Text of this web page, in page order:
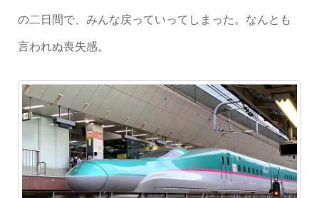
の二日間で、みんな戻っていってしまった。なんとも
言われぬ喪失感。